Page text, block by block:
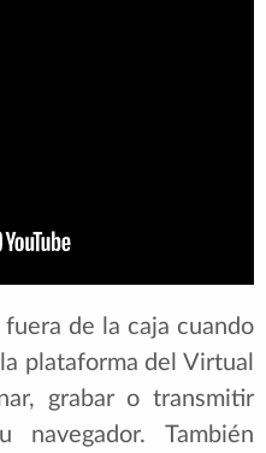
de la caja cuando
plataforma del Virtual
grabar o transmitir
También